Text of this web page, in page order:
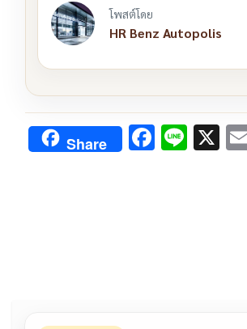
โพสต์โดย
HR Benz Autopolis
Share F Li X